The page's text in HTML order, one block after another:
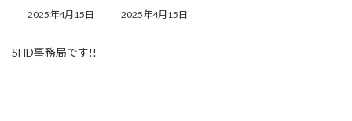
2025年4月15日
最
2025年4月15日
SHD事務局です!!